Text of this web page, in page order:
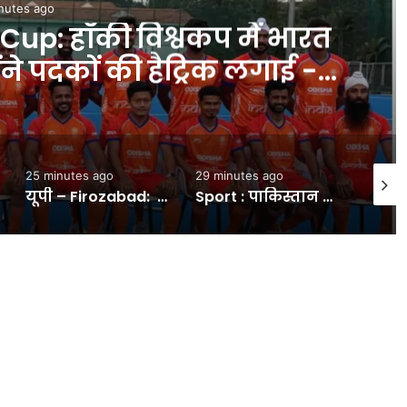
ago
हॉकी विश्वकप में भारत
पदकों की हैट्रिक लगाई -
25 minutes ago
यूपी – Firozabad: पेड़ से लटका मिला युवक का शव; परिजनों ने जताई हत्या की आशंका; गुजरात में करता था नौकरी – INA
29 minutes ago
Sport : पाकिस्तान की जीत से WTC प्वाइंट्स टेबल में हुआ बदलाव, जानें टीम इंडिया किस नंबर पर मौजूद #INA